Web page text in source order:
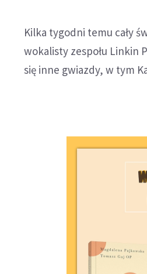
Kilka tygodni temu cały
wokalisty zespołu Linkin
się inne gwiazdy, w tym